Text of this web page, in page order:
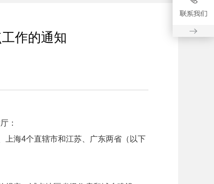
作的通知
：
上海4个直辖市和江苏、广东两省（以下